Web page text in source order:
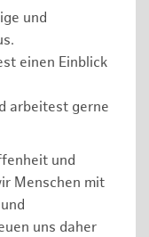
und
einen Einblick
arbeitest gerne
und
Menschen mit
uns daher